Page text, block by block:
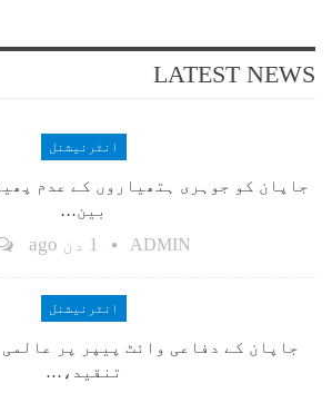
LATEST NEWS
انٹرنیشنل
جاپان کو جوہری ہتھیاروں کے عدم
بین…
ADMIN 1 دن ago
انٹرنیشنل
جاپان کے دفاعی وائٹ پیپر پر
تنقید،…